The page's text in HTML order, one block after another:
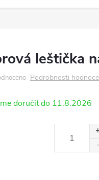
leštička
Podrobnosti
11.8.2026